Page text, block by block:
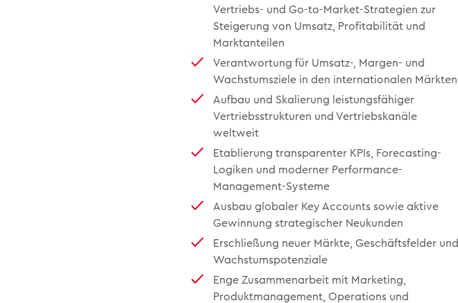
Vertriebs- und Go-to-Market-Strategien zur
Steigerung von Umsatz, Profitabilität und
Marktanteilen
Verantwortung für Umsatz-, Margen- und
Wachstumsziele in den internationalen Märkten
Aufbau und Skalierung leistungsfähiger
Vertriebsstrukturen und Vertriebskanäle
weltweit
Etablierung transparenter KPIs, Forecasting-
Logiken und moderner Performance-
Management-Systeme
Ausbau globaler Key Accounts sowie aktive
Gewinnung strategischer Neukunden
Erschließung neuer Märkte, Geschäftsfelder und
Wachstumspotenziale
Enge Zusammenarbeit mit Marketing,
Produktmanagement, Operations und